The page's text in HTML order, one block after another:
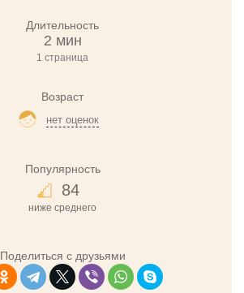
Длительность
2 мин
1 страница
Возраст
нет оценок
Популярность
84
ниже среднего
Поделиться с друзьями